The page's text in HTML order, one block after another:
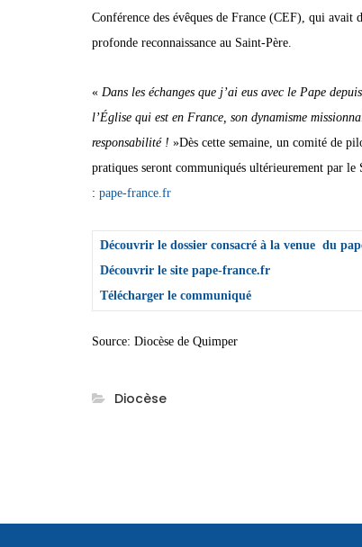
Conférence des évêques de France (CEF), qui
profonde reconnaissance au Saint-Père.
« Dans les échanges que j’ai eus avec le Pape
l’Église qui est en France, son dynamisme
responsabilité ! »Dès cette semaine, un comité de
pratiques seront communiqués ultérieurement par
: pape-france.fr
Découvrir le dossier consacré à la venue du
Découvrir le site pape-france.fr
Télécharger le communiqué
Source: Diocèse de Quimper
Diocèse